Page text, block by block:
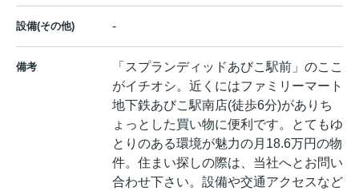
設備(その他) -
備考
「スプランディッドあびこ駅前」のここ
がイチオシ。近くにはファミリーマート
地下鉄あびこ駅南店(徒歩6分)がありち
ょっとした買い物に便利です。とてもゆ
とりのある環境が魅力の月18.6万円の物
件。住まい探しの際は、当社へとお問い
合わせ下さい。設備や交通アクセスなど